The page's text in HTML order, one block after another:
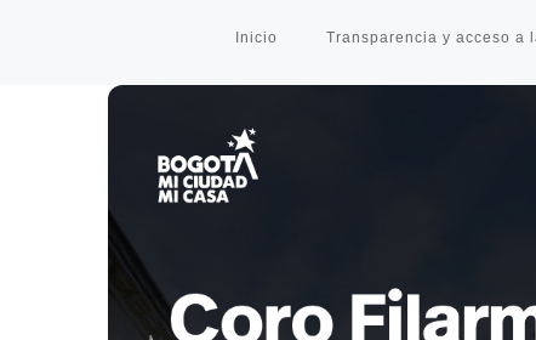
Inicio Transparencia y acceso a